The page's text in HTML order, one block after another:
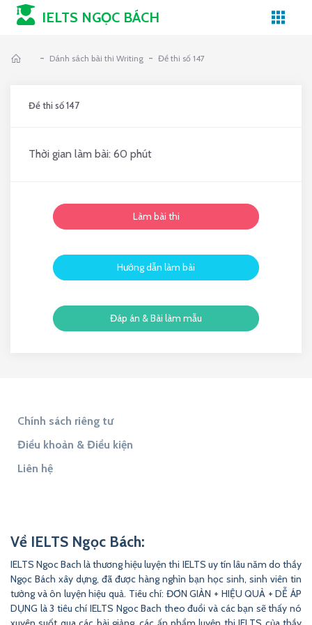
IELTS NGỌC BÁCH
- Dánh sách bài thi Writing - Đề thi số 147
Đề thi số 147
Thời gian làm bài: 60 phút
Làm bài thi
Hướng dẫn làm bài
Đáp án & Bài làm mẫu
Chính sách riêng tư
Điều khoản & Điều kiện
Liên hệ
Về IELTS Ngọc Bách:
IELTS Ngoc Bach là thương hiệu luyện thi IELTS uy tín lâu năm do thầy
Ngọc Bách xây dựng, đã được hàng nghìn bạn học sinh, sinh viên tin
tưởng và ôn luyện hiệu quả. Tiêu chí: ĐƠN GIẢN + HIỆU QUẢ + DỄ ÁP
DỤNG là 3 tiêu chí IELTS Ngoc Bach theo đuổi và các bạn sẽ thấy nó